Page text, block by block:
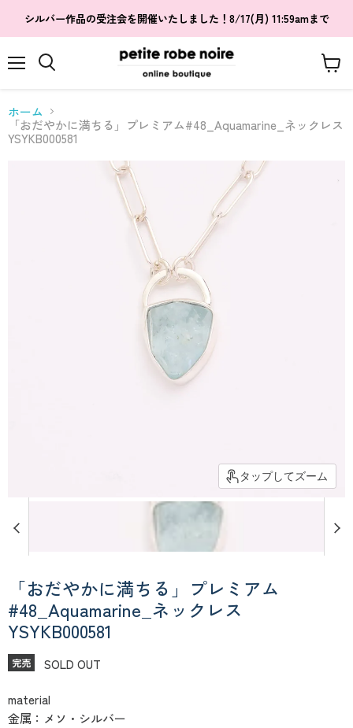
シルバー作品の受注会を開催いたしました！8/17(月) 11:59amまで
ー
る
見
ホーム
「おだやかに満ちる」プレミアム#48_Aquamarine_ネックレス
YSYKB000581
タップしてズーム
「おだやかに満ちる」プレミアム
#48_Aquamarine_ネックレス
YSYKB000581
完売 SOLD OUT
material
金属：メソ・シルバー